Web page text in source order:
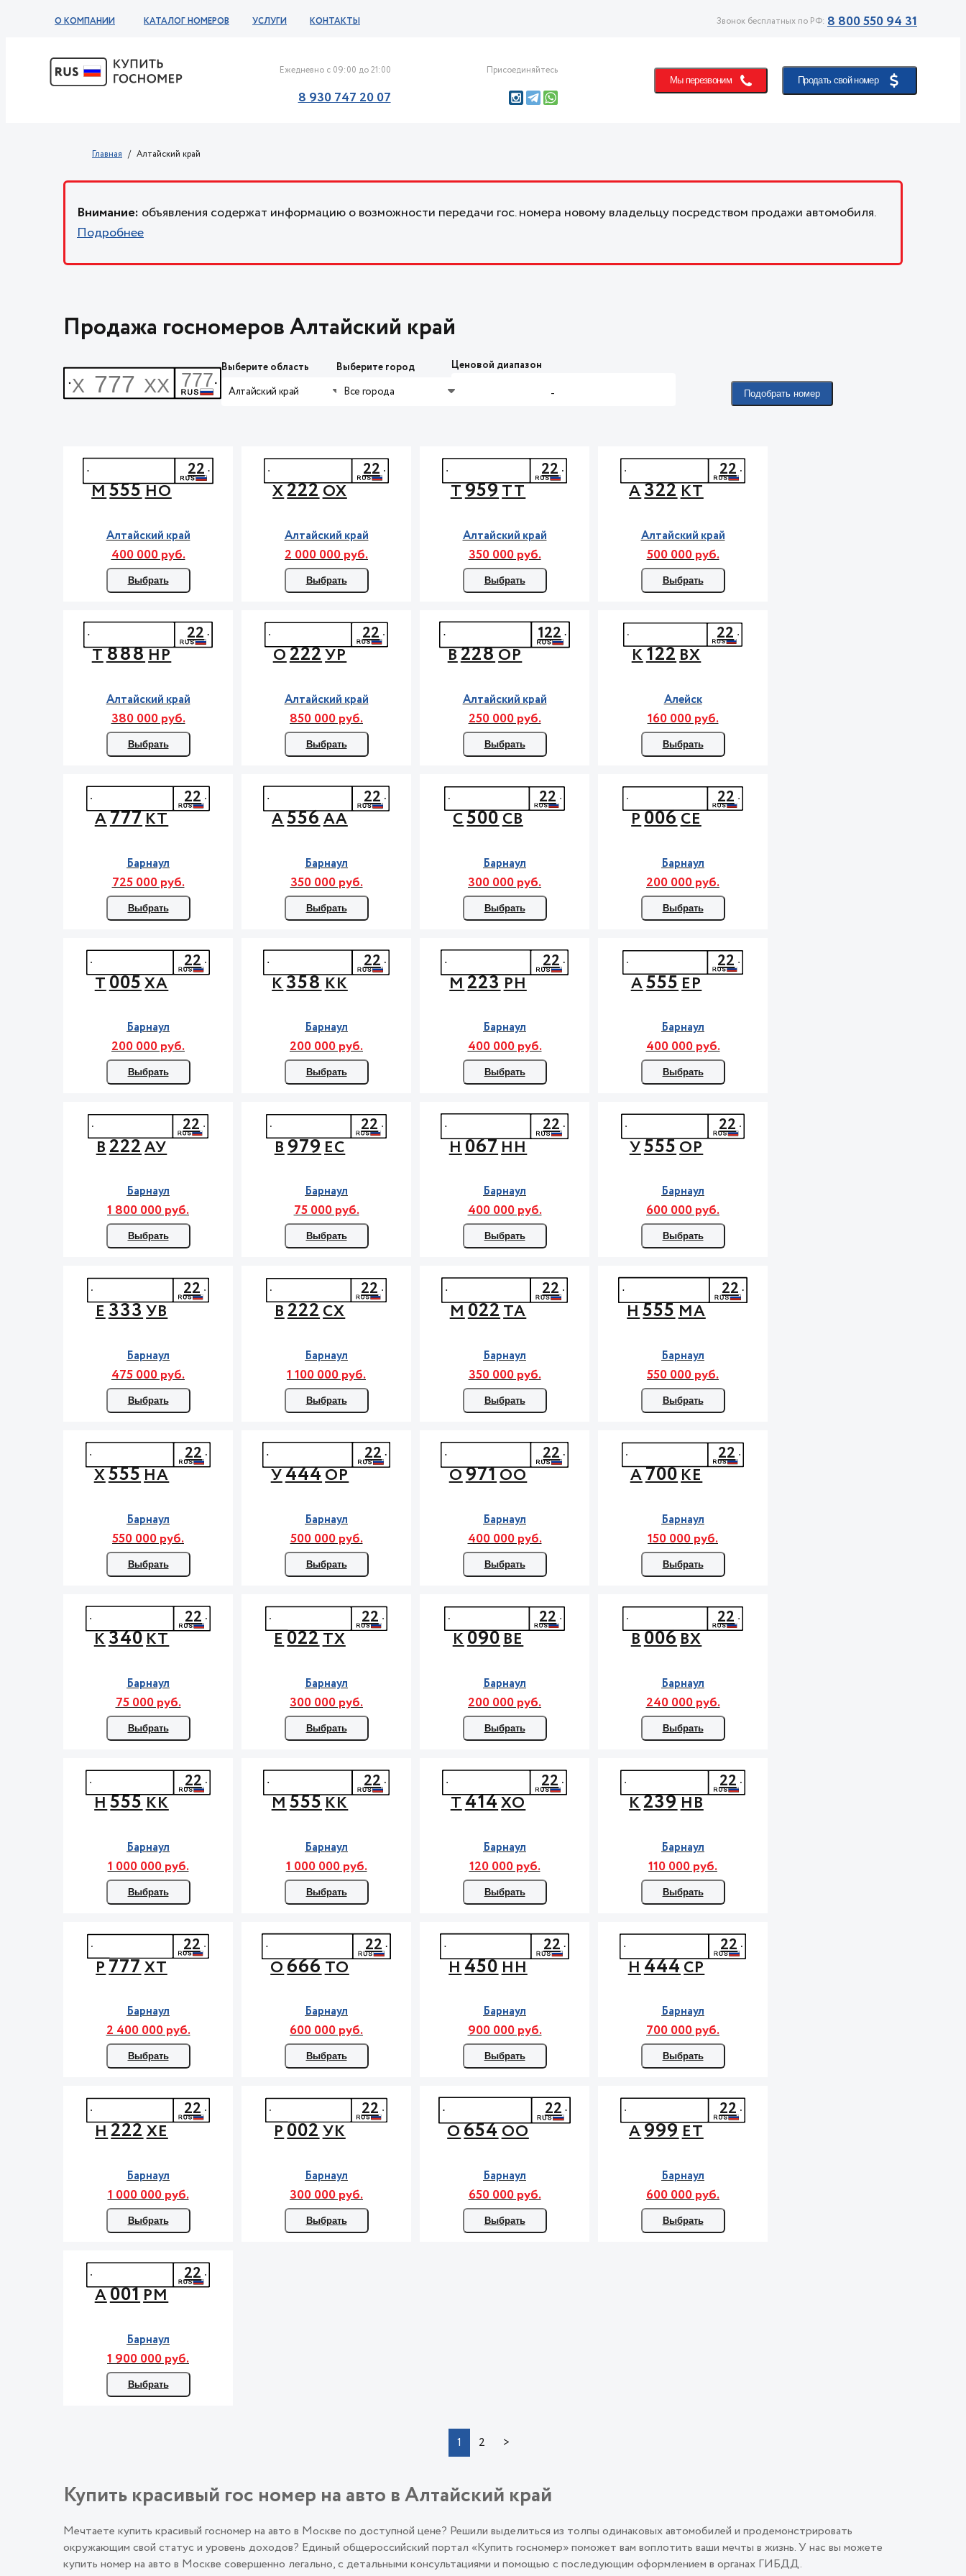
О КОМПАНИИ КАТАЛОГ НОМЕРОВ УСЛУГИ КОНТАКТЫ Звонок бесплатных по РФ: 8 800 550 94 31
Ежедневно с 09:00 до 21:00
8 930 747 20 07
Присоединяйтесь
Мы перезвоним Продать свой номер
Главная Алтайский край
Внимание: объявления содержат информацию о возможности передачи гос. номера новому владельцу посредством продажи автомобиля.
Подробнее
Продажа госномеров Алтайский край
Выберите область
Алтайский край
Выберите город
Все города
Ценовой диапазон
- Подобрать номер
М555НО
22
Алтайский край
400 000 руб.
Выбрать
Х222ОХ
22
Алтайский край
2 000 000 руб.
Выбрать
Т959ТТ
22
Алтайский край
350 000 руб.
Выбрать
А322КТ
22
Алтайский край
500 000 руб.
Выбрать
Т888НР
22
Алтайский край
380 000 руб.
Выбрать
О222УР
22
Алтайский край
850 000 руб.
Выбрать
В228ОР
122
Алтайский край
250 000 руб.
Выбрать
К122ВХ
22
Алейск
160 000 руб.
Выбрать
А777КТ
22
Барнаул
725 000 руб.
Выбрать
А556АА
22
Барнаул
350 000 руб.
Выбрать
С500СВ
22
Барнаул
300 000 руб.
Выбрать
Р006СЕ
22
Барнаул
200 000 руб.
Выбрать
Т005ХА
22
Барнаул
200 000 руб.
Выбрать
К358КК
22
Барнаул
200 000 руб.
Выбрать
М223РН
22
Барнаул
400 000 руб.
Выбрать
А555ЕР
22
Барнаул
400 000 руб.
Выбрать
В222АУ
22
Барнаул
1 800 000 руб.
Выбрать
В979ЕС
22
Барнаул
75 000 руб.
Выбрать
Н067НН
22
Барнаул
400 000 руб.
Выбрать
У555ОР
22
Барнаул
600 000 руб.
Выбрать
Е333УВ
22
Барнаул
475 000 руб.
Выбрать
В222СХ
22
Барнаул
1 100 000 руб.
Выбрать
М022ТА
22
Барнаул
350 000 руб.
Выбрать
Н555МА
22
Барнаул
550 000 руб.
Выбрать
Х555НА
22
Барнаул
550 000 руб.
Выбрать
У444ОР
22
Барнаул
500 000 руб.
Выбрать
О971ОО
22
Барнаул
400 000 руб.
Выбрать
А700КЕ
22
Барнаул
150 000 руб.
Выбрать
К340КТ
22
Барнаул
75 000 руб.
Выбрать
Е022ТХ
22
Барнаул
300 000 руб.
Выбрать
К090ВЕ
22
Барнаул
200 000 руб.
Выбрать
В006ВХ
22
Барнаул
240 000 руб.
Выбрать
Н555КК
22
Барнаул
1 000 000 руб.
Выбрать
М555КК
22
Барнаул
1 000 000 руб.
Выбрать
Т414ХО
22
Барнаул
120 000 руб.
Выбрать
К239НВ
22
Барнаул
110 000 руб.
Выбрать
Р777ХТ
22
Барнаул
2 400 000 руб.
Выбрать
О666ТО
22
Барнаул
600 000 руб.
Выбрать
Н450НН
22
Барнаул
900 000 руб.
Выбрать
Н444СР
22
Барнаул
700 000 руб.
Выбрать
Н222ХЕ
22
Барнаул
1 000 000 руб.
Выбрать
Р002УК
22
Барнаул
300 000 руб.
Выбрать
О654ОО
22
Барнаул
650 000 руб.
Выбрать
А999ЕТ
22
Барнаул
600 000 руб.
Выбрать
А001РМ
22
Барнаул
1 900 000 руб.
Выбрать
1 2 >
Купить красивый гос номер на авто в Алтайский край
Мечтаете купить красивый госномер на авто в Москве по доступной цене? Решили выделиться из толпы одинаковых автомобилей и продемонстрировать
окружающим свой статус и уровень доходов? Единый общероссийский портал «Купить госномер» поможет вам воплотить ваши мечты в жизнь. У нас вы можете
купить номер на авто в Москве совершенно легально, с детальными консультациями и помощью с последующим оформлением в органах ГИБДД.